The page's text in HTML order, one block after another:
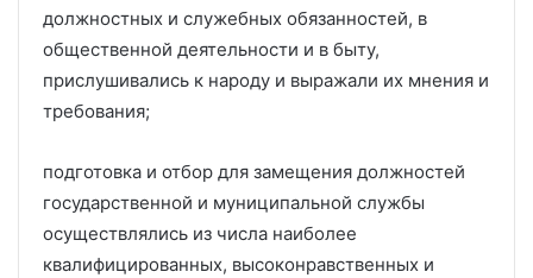
должностных и служебных обязанностей, в
общественной деятельности и в быту,
прислушивались к народу и выражали их мнения и
требования;
подготовка и отбор для замещения должностей
государственной и муниципальной службы
осуществлялись из числа наиболее
квалифицированных, высоконравственных и